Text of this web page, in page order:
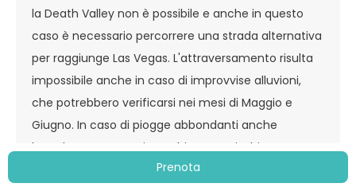
Prenota
la Death Valley non è possibile e anche in questo
caso è necessario percorrere una strada alternativa
per raggiunge Las Vegas. L'attraversamento risulta
impossibile anche in caso di improvvise alluvioni,
che potrebbero verificarsi nei mesi di Maggio e
Giugno. In caso di piogge abbondanti anche
l’Antelope Canyon viene chiuso per rischio
inondazione. Per motivi tecnico/organizzativi,